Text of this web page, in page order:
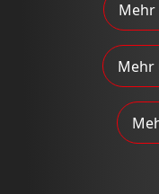
Mehr